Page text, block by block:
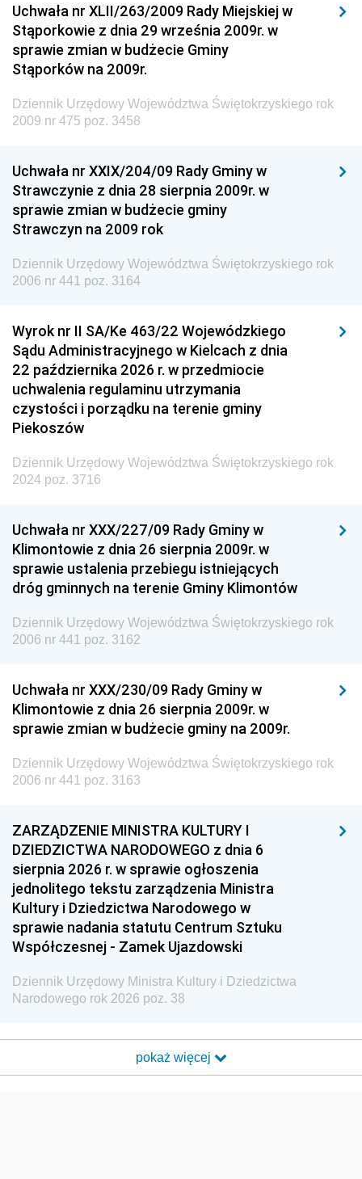
Dziennik Urzędowy Generalnej Dyrekcji Dróg
Krajowych i Autostrad
Dziennik Urzędowy Ministra Środowiska
Dziennik Urzędowy Ministra Edukacji
Dziennik Urzędowy Ministra Przemysłu
Dziennik Urzędowy Ministra Finansów i Gospodarki
Dziennik Urzędowy Ministra do Spraw Unii
Dziennik Urzędowy Agencji Wywiadu
Uchwała nr XLII/263/2009 Rady Miejskiej w
Stąporkowie z dnia 29 września 2009r. w
sprawie zmian w budżecie Gminy
Stąporków na 2009r.
Dziennik Urzędowy Województwa Świętokrzyskiego rok
2009 nr 475 poz. 3458
Uchwała nr XXIX/204/09 Rady Gminy w
Strawczynie z dnia 28 sierpnia 2009r. w
sprawie zmian w budżecie gminy
Strawczyn na 2009 rok
Dziennik Urzędowy Województwa Świętokrzyskiego rok
2006 nr 441 poz. 3164
Wyrok nr II SA/Ke 463/22 Wojewódzkiego
Sądu Administracyjnego w Kielcach z dnia
22 października 2026 r. w przedmiocie
uchwalenia regulaminu utrzymania
czystości i porządku na terenie gminy
Piekoszów
Dziennik Urzędowy Województwa Świętokrzyskiego rok
2024 poz. 3716
Uchwała nr XXX/227/09 Rady Gminy w
Klimontowie z dnia 26 sierpnia 2009r. w
sprawie ustalenia przebiegu istniejących
dróg gminnych na terenie Gminy Klimontów
Dziennik Urzędowy Województwa Świętokrzyskiego rok
2006 nr 441 poz. 3162
Uchwała nr XXX/230/09 Rady Gminy w
Klimontowie z dnia 26 sierpnia 2009r. w
sprawie zmian w budżecie gminy na 2009r.
Dziennik Urzędowy Województwa Świętokrzyskiego rok
2006 nr 441 poz. 3163
ZARZĄDZENIE MINISTRA KULTURY I
DZIEDZICTWA NARODOWEGO z dnia 6
sierpnia 2026 r. w sprawie ogłoszenia
jednolitego tekstu zarządzenia Ministra
Kultury i Dziedzictwa Narodowego w
sprawie nadania statutu Centrum Sztuku
Współczesnej - Zamek Ujazdowski
Dziennik Urzędowy Ministra Kultury i Dziedzictwa
Narodowego rok 2026 poz. 38
pokaż więcej